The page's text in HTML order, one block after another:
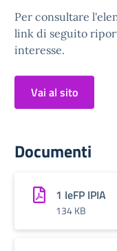
Per consultare
link di seguito
interesse.
Vai al sito
Documenti
1 IeFP IPIA
134 KB